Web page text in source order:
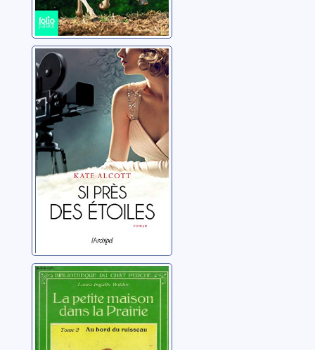
Si près des
étoiles
Alcott, Kate
La petite maison
dans la prairie:
[02]: Au bord du
ruisseau
Wilder, Laura Ingalls